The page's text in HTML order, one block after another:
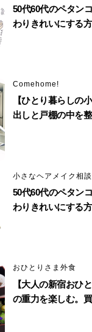
50代60代のペタン
わりきれいにする
Comehome!
【ひとり暮らしの
出しと戸棚の中を
小さなヘアメイク相
50代60代のペタン
わりきれいにする
おひとりさま外食
【大人の新宿おひ
の重力を楽しむ。